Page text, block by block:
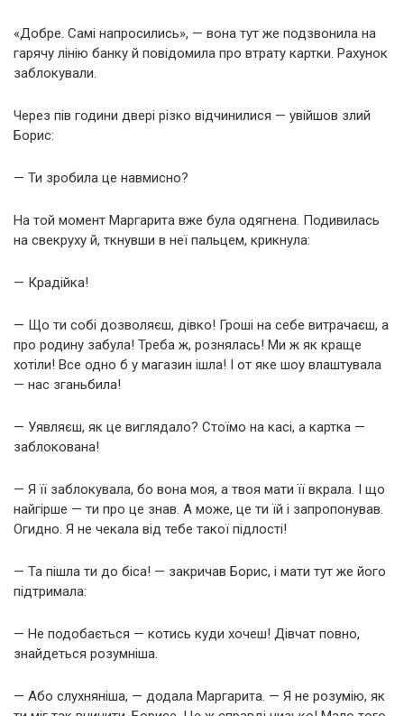
«Добре. Самі напросились», — вона тут же подзвонила на
гарячу лінію банку й повідомила про втрату картки. Рахунок
заблокували.
Через пів години двері різко відчинилися — увійшов злий
Борис:
— Ти зробила це навмисно?
На той момент Маргарита вже була одягнена. Подивилась
на свекруху й, ткнувши в неї пальцем, крикнула:
— Крадійка!
— Що ти собі дозволяєш, дівко! Гроші на себе витрачаєш, а
про родину забула! Треба ж, рознялась! Ми ж як краще
хотіли! Все одно б у магазин ішла! І от яке шоу влаштувала
— нас зганьбила!
— Уявляєш, як це виглядало? Стоїмо на касі, а картка —
заблокована!
— Я її заблокувала, бо вона моя, а твоя мати її вкрала. І що
найгірше — ти про це знав. А може, це ти їй і запропонував.
Огидно. Я не чекала від тебе такої підлості!
— Та пішла ти до біса! — закричав Борис, і мати тут же його
підтримала:
— Не подобається — котись куди хочеш! Дівчат повно,
знайдеться розумніша.
— Або слухняніша, — додала Маргарита. — Я не розумію, як